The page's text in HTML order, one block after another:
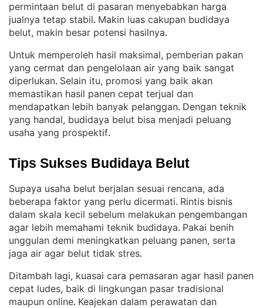
permintaan belut di pasaran menyebabkan harga
jualnya tetap stabil. Makin luas cakupan budidaya
belut, makin besar potensi hasilnya.
Untuk memperoleh hasil maksimal, pemberian pakan
yang cermat dan pengelolaan air yang baik sangat
diperlukan. Selain itu, promosi yang baik akan
memastikan hasil panen cepat terjual dan
mendapatkan lebih banyak pelanggan. Dengan teknik
yang handal, budidaya belut bisa menjadi peluang
usaha yang prospektif.
Tips Sukses Budidaya Belut
Supaya usaha belut berjalan sesuai rencana, ada
beberapa faktor yang perlu dicermati. Rintis bisnis
dalam skala kecil sebelum melakukan pengembangan
agar lebih memahami teknik budidaya. Pakai benih
unggulan demi meningkatkan peluang panen, serta
jaga air agar belut tidak stres.
Ditambah lagi, kuasai cara pemasaran agar hasil panen
cepat ludes, baik di lingkungan pasar tradisional
maupun online. Keajekan dalam perawatan dan